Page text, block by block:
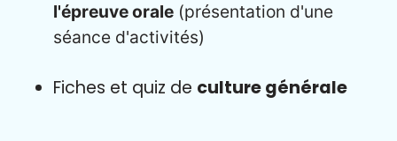
l'épreuve orale (présentation d'une
séance d'activités)
Fiches et quiz de culture générale